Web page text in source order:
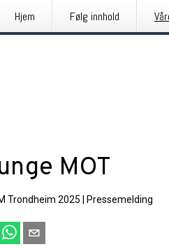
Hjem Følg innhold
MOT
Trondheim 2025 Pressemelding